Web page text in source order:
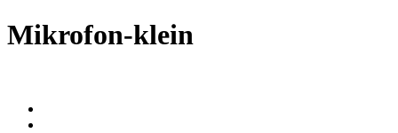
Mikrofon-klein